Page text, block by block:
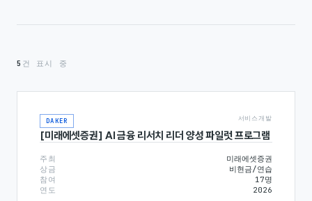
5 건 표시 중
DAKER 서비스개발
[미래에셋증권] AI 금융 리서치 리더 양성 파일럿 프로그램
주최
미래에셋증권
상금
비현금/연습
참여
17명
연도
2026